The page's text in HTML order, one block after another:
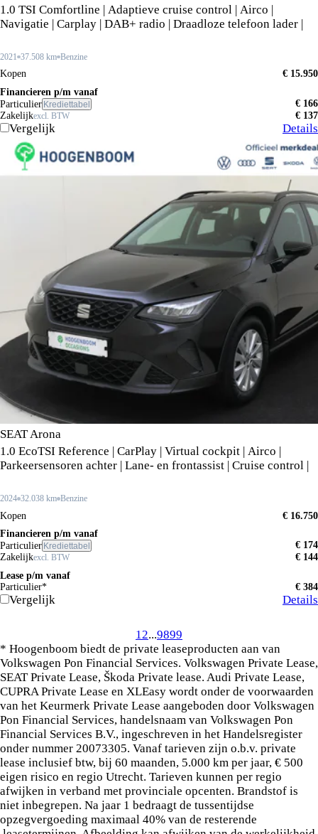
1.0 TSI Comfortline | Adaptieve cruise control | Airco |
Navigatie | Carplay | DAB+ radio | Draadloze telefoon lader |
2021 37.508 km Benzine
Kopen
€ 15.950
Financieren p/m vanaf
Particulier Krediettabel
€ 166
Zakelijkexcl. BTW € 137
Vergelijk Details
SEAT Arona
1.0 EcoTSI Reference | CarPlay | Virtual cockpit | Airco |
Parkeersensoren achter | Lane- en frontassist | Cruise control |
2024 32.038 km Benzine
Kopen
€ 16.750
Financieren p/m vanaf
Particulier Krediettabel
€ 174
Zakelijkexcl. BTW
€ 144
Lease p/m vanaf
Particulier*
€ 384
Vergelijk Details
1 2...9899
* Hoogenboom biedt de private leaseproducten aan van
Volkswagen Pon Financial Services. Volkswagen Private Lease,
SEAT Private Lease, Škoda Private lease. Audi Private Lease,
CUPRA Private Lease en XLEasy wordt onder de voorwaarden
van het Keurmerk Private Lease aangeboden door Volkswagen
Pon Financial Services, handelsnaam van Volkswagen Pon
Financial Services B.V., ingeschreven in het Handelsregister
onder nummer 20073305. Vanaf tarieven zijn o.b.v. private
lease inclusief btw, bij 60 maanden, 5.000 km per jaar, € 500
eigen risico en regio Utrecht. Tarieven kunnen per regio
afwijken in verband met provinciale opcenten. Brandstof is
niet inbegrepen. Na jaar 1 bedraagt de tussentijdse
opzegvergoeding maximaal 40% van de resterende